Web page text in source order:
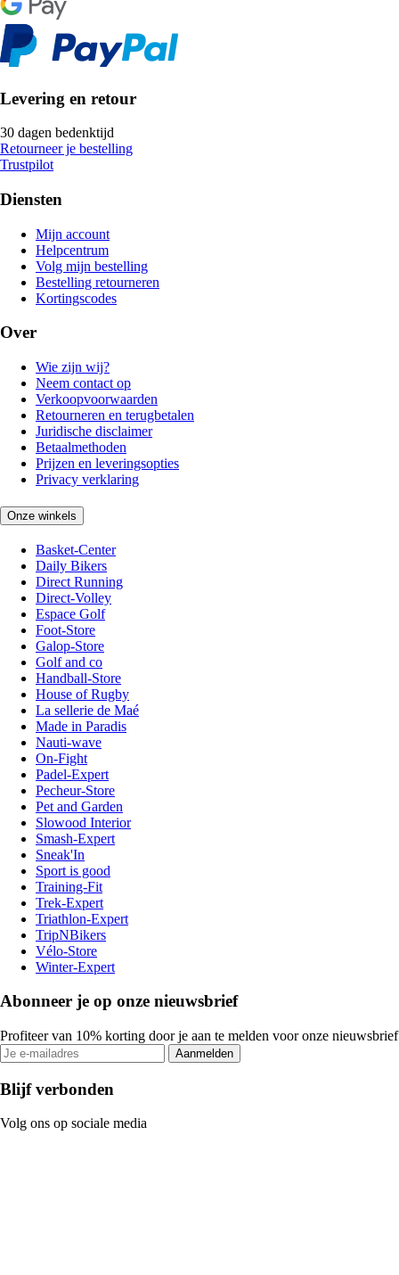
Levering en retour
30 dagen bedenktijd
Retourneer je bestelling
Trustpilot
Diensten
Mijn account
Helpcentrum
Volg mijn bestelling
Bestelling retourneren
Kortingscodes
Over
Wie zijn wij?
Neem contact op
Verkoopvoorwaarden
Retourneren en terugbetalen
Juridische disclaimer
Betaalmethoden
Prijzen en leveringsopties
Privacy verklaring
Onze winkels
Basket-Center
Daily Bikers
Direct Running
Direct-Volley
Espace Golf
Foot-Store
Galop-Store
Golf and co
Handball-Store
House of Rugby
La sellerie de Maé
Made in Paradis
Nauti-wave
On-Fight
Padel-Expert
Pecheur-Store
Pet and Garden
Slowood Interior
Smash-Expert
Sneak'In
Sport is good
Training-Fit
Trek-Expert
Triathlon-Expert
TripNBikers
Vélo-Store
Winter-Expert
Abonneer je op onze nieuwsbrief
Profiteer van 10% korting door je aan te melden voor onze nieuwsbrief
Aanmelden
Blijf verbonden
Volg ons op sociale media